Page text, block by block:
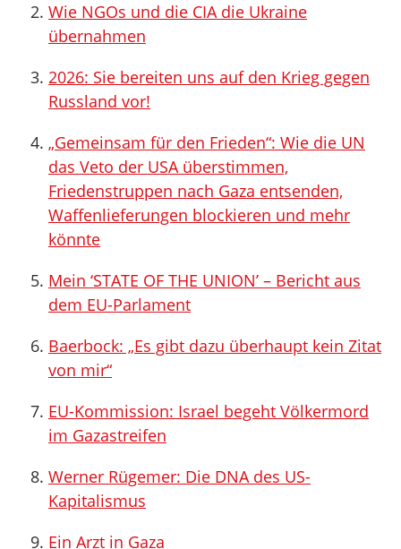
Wie NGOs und die CIA die Ukraine
übernahmen
2026: Sie bereiten uns auf den Krieg gegen
Russland vor!
„Gemeinsam für den Frieden“: Wie die UN
das Veto der USA überstimmen,
Friedenstruppen nach Gaza entsenden,
Waffenlieferungen blockieren und mehr
könnte
Mein ‘STATE OF THE UNION’ – Bericht aus
dem EU-Parlament
Baerbock: „Es gibt dazu überhaupt kein Zitat
von mir“
EU-Kommission: Israel begeht Völkermord
im Gazastreifen
Werner Rügemer: Die DNA des US-
Kapitalismus
Ein Arzt in Gaza